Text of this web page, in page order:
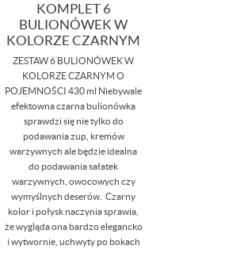
KOMPLET 6
BULIONÓWEK W
KOLORZE CZARNYM
ZESTAW 6 BULIONÓWEK W
KOLORZE CZARNYM O
POJEMNOŚCI 430 ml Niebywale
efektowna czarna bulionówka
sprawdzi się nie tylko do
podawania zup, kremów
warzywnych ale będzie idealna
do podawania sałatek
warzywnych, owocowych czy
wymyślnych deserów. Czarny
kolor i połysk naczynia sprawia,
że wygląda ona bardzo elegancko
i wytwornie, uchwyty po bokach